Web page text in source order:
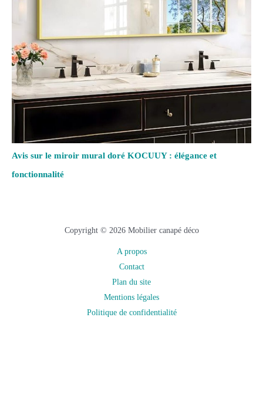
Avis sur le miroir mural doré KOCUUY : élégance et
fonctionnalité
Copyright © 2026 Mobilier canapé déco
A propos
Contact
Plan du site
Mentions légales
Politique de confidentialité